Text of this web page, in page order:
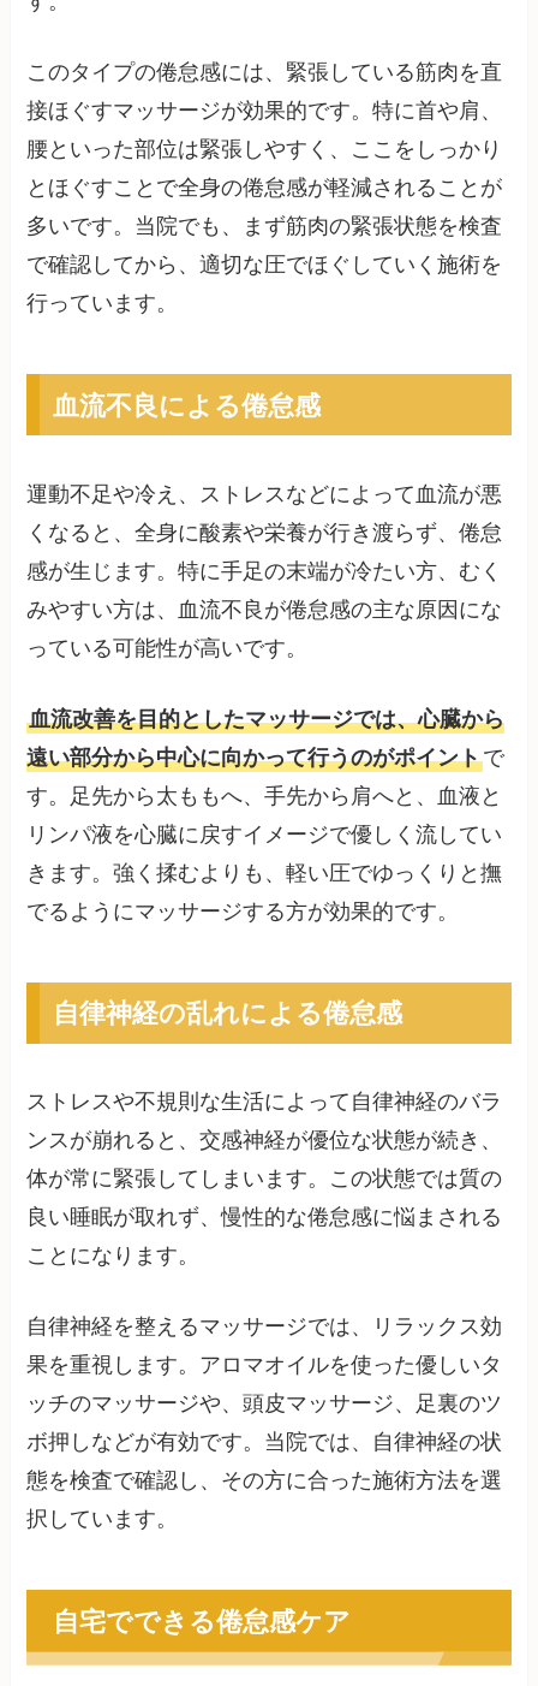
このタイプの倦怠感には、緊張している筋肉を直
接ほぐすマッサージが効果的です。特に首や肩、
腰といった部位は緊張しやすく、ここをしっかり
とほぐすことで全身の倦怠感が軽減されることが
多いです。当院でも、まず筋肉の緊張状態を検査
で確認してから、適切な圧でほぐしていく施術を
行っています。
血流不良による倦怠感
運動不足や冷え、ストレスなどによって血流が悪
くなると、全身に酸素や栄養が行き渡らず、倦怠
感が生じます。特に手足の末端が冷たい方、むく
みやすい方は、血流不良が倦怠感の主な原因にな
っている可能性が高いです。
血流改善を目的としたマッサージでは、心臓から
遠い部分から中心に向かって行うのがポイントで
す。足先から太ももへ、手先から肩へと、血液と
リンパ液を心臓に戻すイメージで優しく流してい
きます。強く揉むよりも、軽い圧でゆっくりと撫
でるようにマッサージする方が効果的です。
自律神経の乱れによる倦怠感
ストレスや不規則な生活によって自律神経のバラ
ンスが崩れると、交感神経が優位な状態が続き、
体が常に緊張してしまいます。この状態では質の
良い睡眠が取れず、慢性的な倦怠感に悩まされる
ことになります。
自律神経を整えるマッサージでは、リラックス効
果を重視します。アロマオイルを使った優しいタ
ッチのマッサージや、頭皮マッサージ、足裏のツ
ボ押しなどが有効です。当院では、自律神経の状
態を検査で確認し、その方に合った施術方法を選
択しています。
自宅でできる倦怠感ケア